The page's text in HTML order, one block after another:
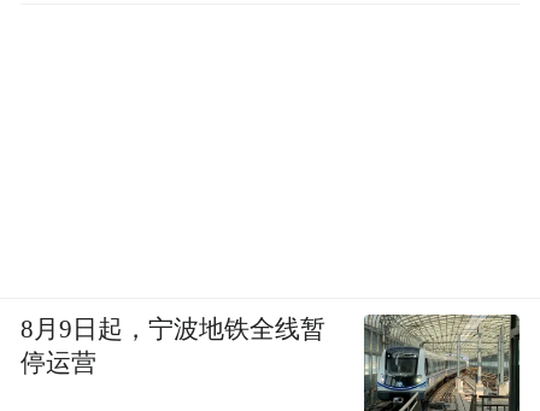
8月9日起，宁波地铁全线暂
停运营